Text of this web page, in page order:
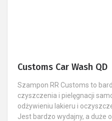
Customs Car Wash QD
Szampon RR Customs to
czyszczenia i pielęgnacji
odżywieniu lakieru i
Jest bardzo wydajny, a duże